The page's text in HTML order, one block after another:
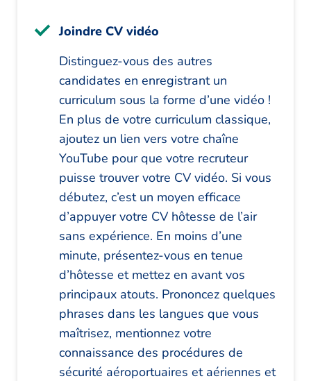
Joindre CV vidéo
Distinguez-vous des autres
candidates en enregistrant un
curriculum sous la forme d’une vidéo !
En plus de votre curriculum classique,
ajoutez un lien vers votre chaîne
YouTube pour que votre recruteur
puisse trouver votre CV vidéo. Si vous
débutez, c’est un moyen efficace
d’appuyer votre CV hôtesse de l’air
sans expérience. En moins d’une
minute, présentez-vous en tenue
d’hôtesse et mettez en avant vos
principaux atouts. Prononcez quelques
phrases dans les langues que vous
maîtrisez, mentionnez votre
connaissance des procédures de
sécurité aéroportuaires et aériennes et